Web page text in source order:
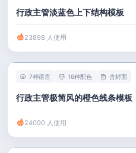
行政主管淡蓝色上下结构模板
23898 人使用
7种语言 16种配色 含封面
行政主管极简风的橙色线条模板
24090 人使用